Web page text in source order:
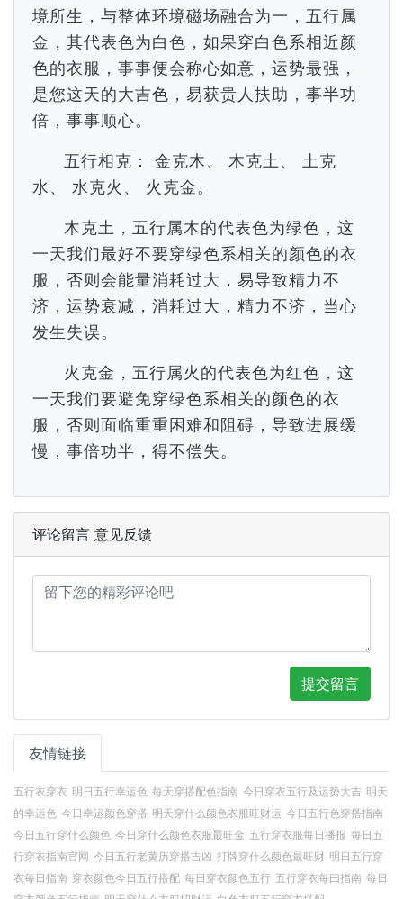
境所生，与整体环境磁场融合为一，五行属
金，其代表色为白色，如果穿白色系相近颜
色的衣服，事事便会称心如意，运势最强，
是您这天的大吉色，易获贵人扶助，事半功
倍，事事顺心。
五行相克： 金克木、 木克土、 土克
水、 水克火、 火克金。
木克土，五行属木的代表色为绿色，这
一天我们最好不要穿绿色系相关的颜色的衣
服，否则会能量消耗过大，易导致精力不
济，运势衰减，消耗过大，精力不济，当心
发生失误。
火克金，五行属火的代表色为红色，这
一天我们要避免穿绿色系相关的颜色的衣
服，否则面临重重困难和阻碍，导致进展缓
慢，事倍功半，得不偿失。
评论留言 意见反馈
提交留言
友情链接
五行衣穿衣 明日五行幸运色 每天穿搭配色指南 今日穿衣五行及运势大吉 明天
的幸运色 今日幸运颜色穿搭 明天穿什么颜色衣服旺财运 今日五行色穿搭指南
今日五行穿什么颜色 今日穿什么颜色衣服最旺金 五行穿衣服每日播报 每日五
行穿衣指南官网 今日五行老黄历穿搭吉凶 打牌穿什么颜色最旺财 明日五行穿
衣每日指南 穿衣颜色今日五行搭配 每日穿衣颜色五行 五行穿衣每曰指南 每日